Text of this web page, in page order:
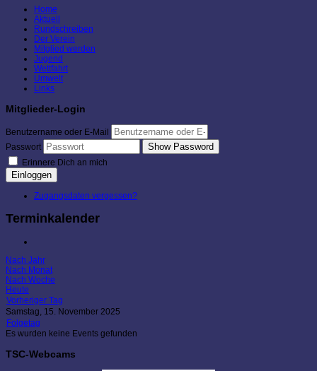
Home
Aktuell
Rundschreiben
Der Verein
Mitglied werden
Jugend
Wettfahrt
Umwelt
Links
Mitglieder-Login
Benutzername oder E-Mail
Passwort
Show Password
Erinnere Dich an mich
Einloggen
Zugangsdaten vergessen?
Terminkalender
Nach Jahr
Nach Monat
Nach Woche
Heute
Vorheriger Tag
Samstag, 15. November 2025
Folgetag
Es wurden keine Events gefunden
TSC-Webcams